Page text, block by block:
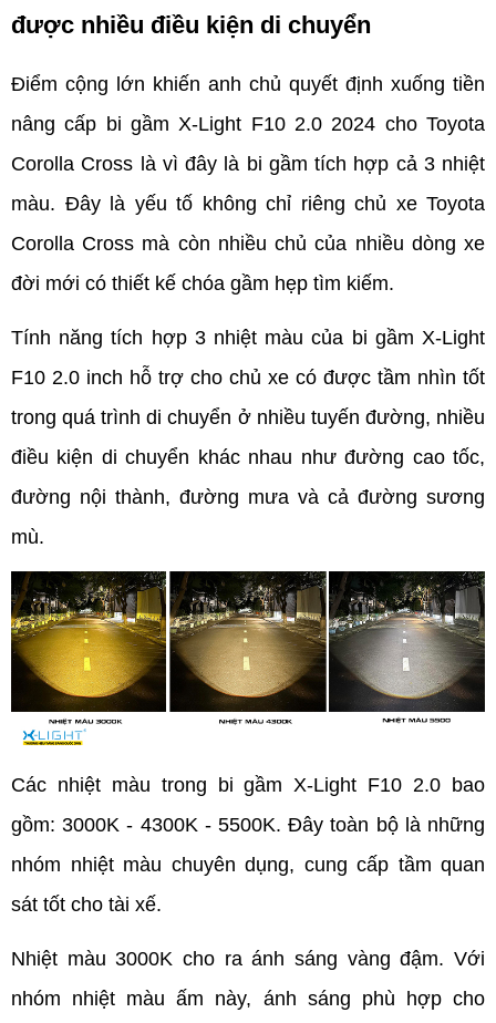
được nhiều điều kiện di chuyển
Điểm cộng lớn khiến anh chủ quyết định xuống tiền
nâng cấp bi gầm X-Light F10 2.0 2024 cho Toyota
Corolla Cross là vì đây là bi gầm tích hợp cả 3 nhiệt
màu. Đây là yếu tố không chỉ riêng chủ xe Toyota
Corolla Cross mà còn nhiều chủ của nhiều dòng xe
đời mới có thiết kế chóa gầm hẹp tìm kiếm.
Tính năng tích hợp 3 nhiệt màu của bi gầm X-Light
F10 2.0 inch hỗ trợ cho chủ xe có được tầm nhìn tốt
trong quá trình di chuyển ở nhiều tuyến đường, nhiều
điều kiện di chuyển khác nhau như đường cao tốc,
đường nội thành, đường mưa và cả đường sương
mù.
Các nhiệt màu trong bi gầm X-Light F10 2.0 bao
gồm: 3000K - 4300K - 5500K. Đây toàn bộ là những
nhóm nhiệt màu chuyên dụng, cung cấp tầm quan
sát tốt cho tài xế.
Nhiệt màu 3000K cho ra ánh sáng vàng đậm. Với
nhóm nhiệt màu ấm này, ánh sáng phù hợp cho